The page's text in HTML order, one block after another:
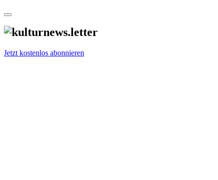
Jetzt kostenlos abonnieren